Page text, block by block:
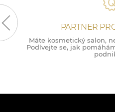
PARTNER
Máte kosmetický salon,
Podívejte se, jak